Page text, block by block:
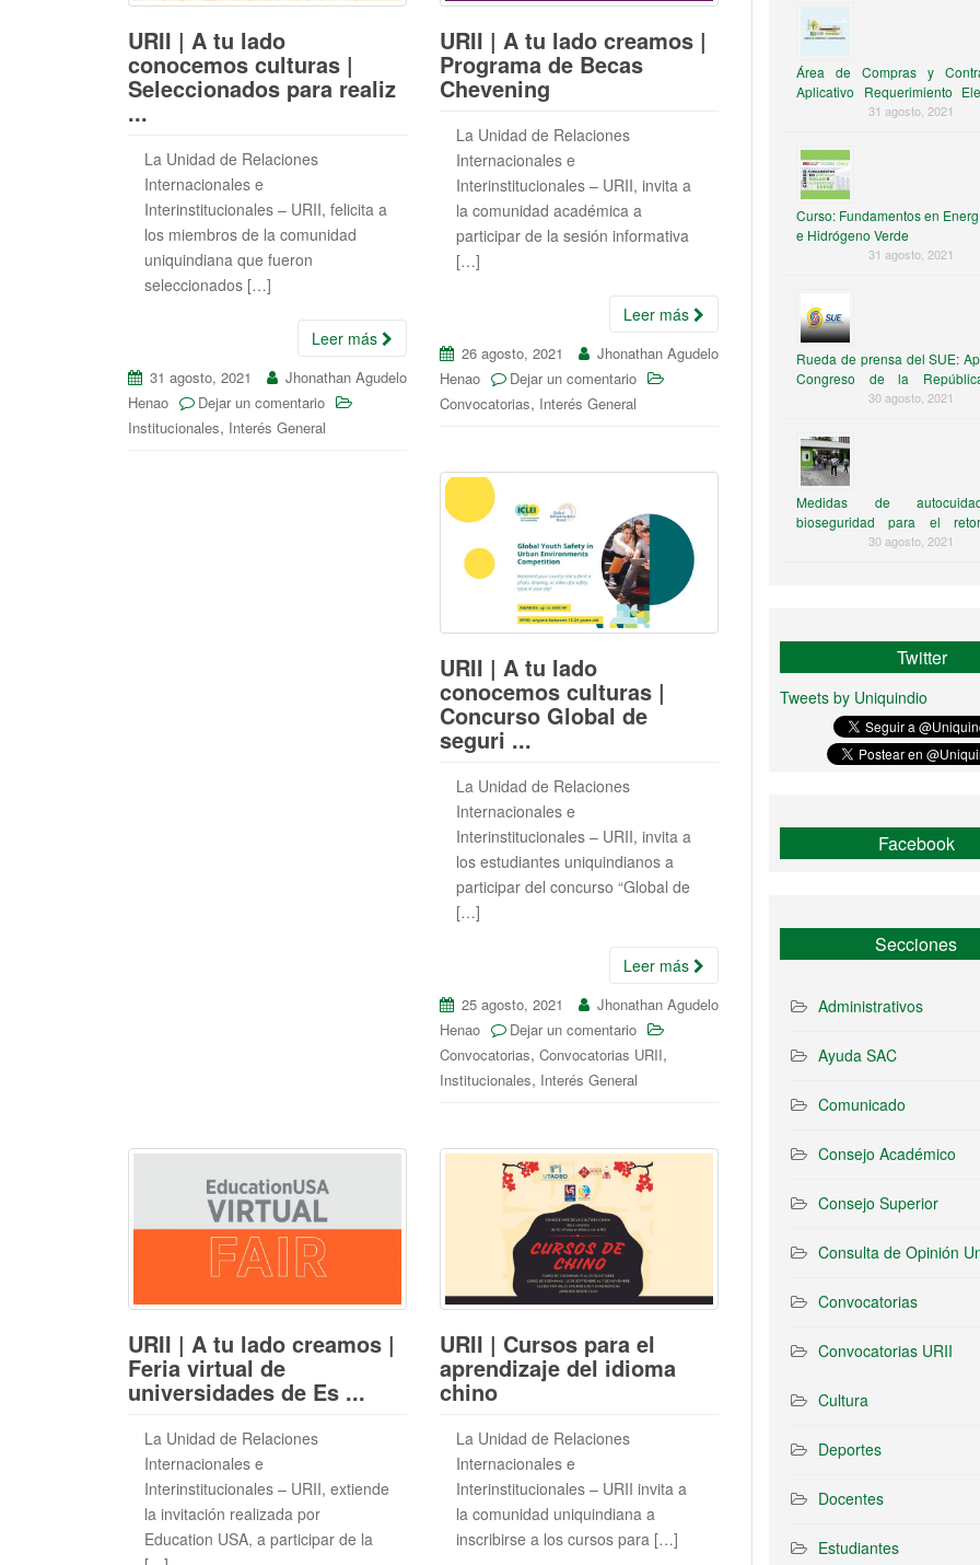
URII | A tu lado
conocemos culturas |
Seleccionados para realiz
...
La Unidad de Relaciones
Internacionales e
Interinstitucionales – URII, felicita a
los miembros de la comunidad
uniquindiana que fueron
seleccionados […]
Leer más
31 agosto, 2021
Jhonathan Agudelo
Henao
Dejar un comentario
Institucionales, Interés General
URII | A tu lado creamos |
Programa de Becas
Chevening
La Unidad de Relaciones
Internacionales e
Interinstitucionales – URII, invita a
la comunidad académica a
participar de la sesión informativa
[…]
Leer más
26 agosto, 2021
Jhonathan Agudelo
Henao
Dejar un comentario
Convocatorias, Interés General
URII | A tu lado
conocemos culturas |
Concurso Global de
seguri ...
La Unidad de Relaciones
Internacionales e
Interinstitucionales – URII, invita a
los estudiantes uniquindianos a
participar del concurso “Global de
[…]
Leer más
25 agosto, 2021
Jhonathan Agudelo
Henao
Dejar un comentario
Convocatorias, Convocatorias URII,
Institucionales, Interés General
URII | A tu lado creamos |
Feria virtual de
universidades de Es ...
La Unidad de Relaciones
Internacionales e
Interinstitucionales – URII, extiende
la invitación realizada por
Education USA, a participar de la
URII | Cursos para el
aprendizaje del idioma
chino
La Unidad de Relaciones
Internacionales e
Interinstitucionales – URII invita a
la comunidad uniquindiana a
inscribirse a los cursos para […]
Área de Compras y
Aplicativo Requerimiento
de Consumo31 agosto, 2021
Curso: Fundamentos en
e Hidrógeno Verde
31 agosto, 2021
Rueda de prensa del SUE:
Congreso de la
solventar la crisis financiera
30 agosto, 2021
Medidas de
bioseguridad para el
estudiantes al campus
30 agosto, 2021
Twitter
Tweets by Uniquindio
Facebook
Secciones
Administrativos
Ayuda SAC
Comunicado
Consejo Académico
Consejo Superior
Consulta de Opinión
Convocatorias
Convocatorias URII
Cultura
Deportes
Docentes
Estudiantes